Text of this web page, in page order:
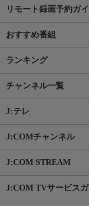
リモート録画予約ガ
おすすめ番組
ランキング
チャンネル一覧
J:テレ
J:COMチャンネル
J:COM STREAM
J:COM TVサービス